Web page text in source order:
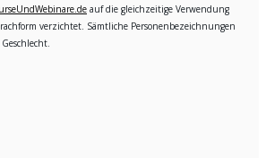
auf die gleichzeitige Verwendung
verzichtet. Sämtliche Personenbezeichnungen